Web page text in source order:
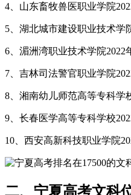
4、山东畜牧兽医职业学院
5、湖北城市建设职业技术学
6、湄洲湾职业技术学院2022
7、吉林司法警官职业学院
8、湘南幼儿师范高等专科学
9、长春医学高等专科学校
10、西安高新科技职业学院
二、宁夏高考文科